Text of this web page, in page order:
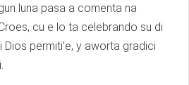
luna pasa a comenta na
cu e lo ta celebrando su di
permiti’e, y aworta gradici